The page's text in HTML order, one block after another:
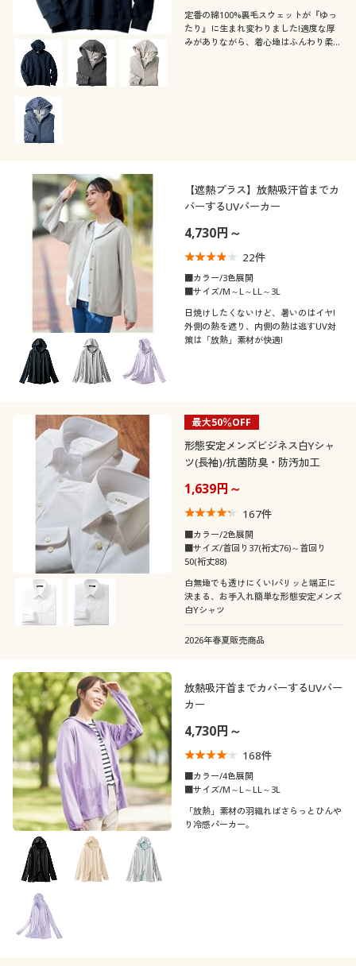
定番の綿100%裏毛スウェットが『ゆっ
たり』に生まれ変わりました!適度な厚
みがありながら、着心地はふんわり柔ら
【遮熱プラス】放熱吸汗首までカ
バーするUVパーカー
4,730円～
22件
■カラー/3色展開
■サイズ/M～L～LL～3L
日焼けしたくないけど、暑いのはイヤ!
外側の熱を遮り、内側の熱は逃すUV対
策は「放熱」素材が快適!
最大50％OFF
形態安定メンズビジネス白Yシャ
ツ(長袖)/抗菌防臭・防汚加工
1,639円～
167件
■カラー/2色展開
■サイズ/首回り37(裄丈76)～首回り
50(裄丈88)
白無地でも透けにくい!パリッと端正に
決まる、お手入れ簡単な形態安定メンズ
白Yシャツ
2026年春夏販売商品
放熱吸汗首までカバーするUVパー
カー
4,730円～
168件
■カラー/4色展開
■サイズ/M～L～LL～3L
「放熱」素材の羽織ればさらっとひんや
り冷感パーカー。